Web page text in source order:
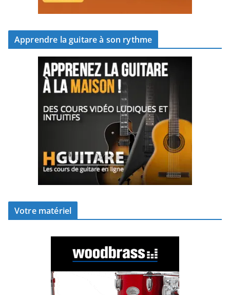
Apprendre la guitare à son rythme
Votre matériel